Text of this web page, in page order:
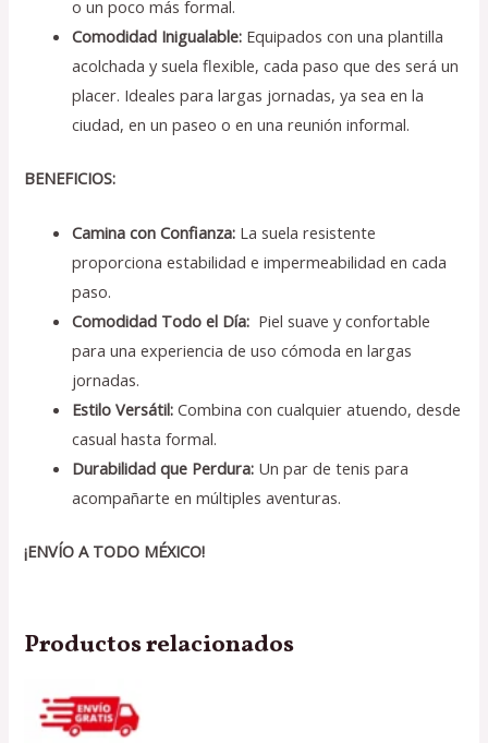
o un poco más formal.
Comodidad Inigualable: Equipados con una plantilla
acolchada y suela flexible, cada paso que des será un
placer. Ideales para largas jornadas, ya sea en la
ciudad, en un paseo o en una reunión informal.
BENEFICIOS:
Camina con Confianza: La suela resistente
proporciona estabilidad e impermeabilidad en cada
paso.
Comodidad Todo el Día: Piel suave y confortable
para una experiencia de uso cómoda en largas
jornadas.
Estilo Versátil: Combina con cualquier atuendo, desde
casual hasta formal.
Durabilidad que Perdura: Un par de tenis para
acompañarte en múltiples aventuras.
¡ENVÍO A TODO MÉXICO!
Productos relacionados